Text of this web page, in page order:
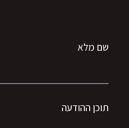
שם מלא
תוכן ההודעה